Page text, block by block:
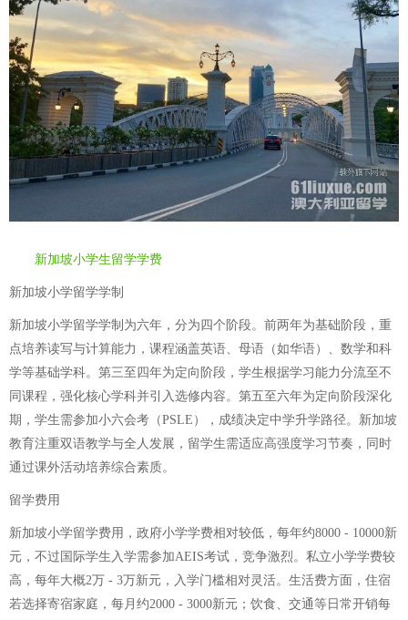
新加坡小学生留学学费
新加坡小学留学学制
新加坡小学留学学制为六年，分为四个阶段。前两年为基础阶段，重
点培养读写与计算能力，课程涵盖英语、母语（如华语）、数学和科
学等基础学科。第三至四年为定向阶段，学生根据学习能力分流至不
同课程，强化核心学科并引入选修内容。第五至六年为定向阶段深化
期，学生需参加小六会考（PSLE），成绩决定中学升学路径。新加坡
教育注重双语教学与全人发展，留学生需适应高强度学习节奏，同时
通过课外活动培养综合素质。
留学费用
新加坡小学留学费用，政府小学学费相对较低，每年约8000 - 10000新
元，不过国际学生入学需参加AEIS考试，竞争激烈。私立小学学费较
高，每年大概2万 - 3万新元，入学门槛相对灵活。生活费方面，住宿
若选择寄宿家庭，每月约2000 - 3000新元；饮食、交通等日常开销每